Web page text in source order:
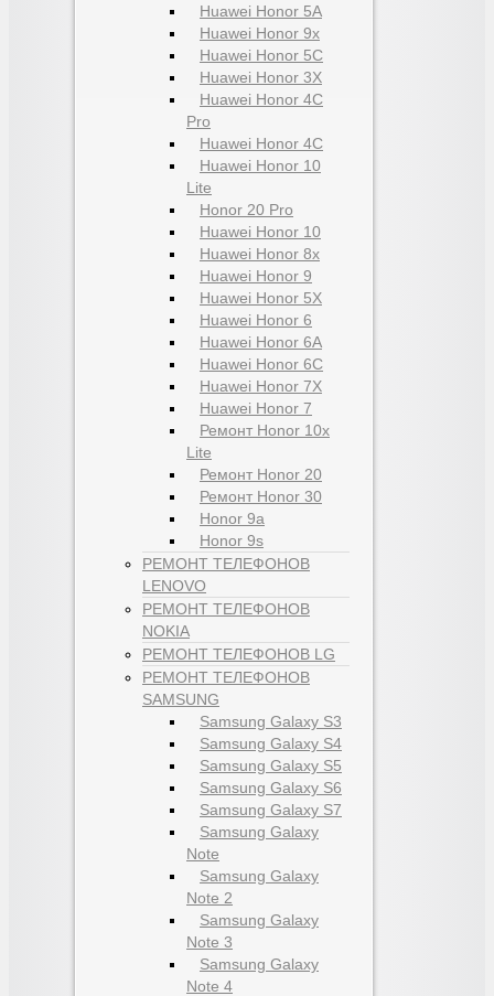
Huawei Honor 5A
Huawei Honor 9x
Huawei Honor 5C
Huawei Honor 3X
Huawei Honor 4C
Pro
Huawei Honor 4C
Huawei Honor 10
Lite
Honor 20 Pro
Huawei Honor 10
Huawei Honor 8x
Huawei Honor 9
Huawei Honor 5X
Huawei Honor 6
Huawei Honor 6A
Huawei Honor 6C
Huawei Honor 7X
Huawei Honor 7
Ремонт Honor 10x
Lite
Ремонт Honor 20
Ремонт Honor 30
Honor 9a
Honor 9s
РЕМОНТ ТЕЛЕФОНОВ
LENOVO
РЕМОНТ ТЕЛЕФОНОВ
NOKIA
РЕМОНТ ТЕЛЕФОНОВ LG
РЕМОНТ ТЕЛЕФОНОВ
SAMSUNG
Samsung Galaxy S3
Samsung Galaxy S4
Samsung Galaxy S5
Samsung Galaxy S6
Samsung Galaxy S7
Samsung Galaxy
Note
Samsung Galaxy
Note 2
Samsung Galaxy
Note 3
Samsung Galaxy
Note 4